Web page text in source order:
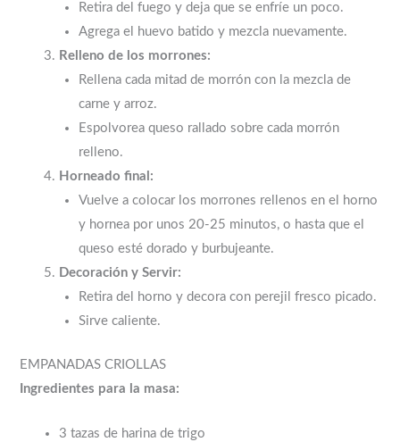
Retira del fuego y deja que se enfríe un poco.
Agrega el huevo batido y mezcla nuevamente.
Relleno de los morrones:
Rellena cada mitad de morrón con la mezcla de
carne y arroz.
Espolvorea queso rallado sobre cada morrón
relleno.
Horneado final:
Vuelve a colocar los morrones rellenos en el horno
y hornea por unos 20-25 minutos, o hasta que el
queso esté dorado y burbujeante.
Decoración y Servir:
Retira del horno y decora con perejil fresco picado.
Sirve caliente.
EMPANADAS CRIOLLAS
Ingredientes para la masa:
3 tazas de harina de trigo